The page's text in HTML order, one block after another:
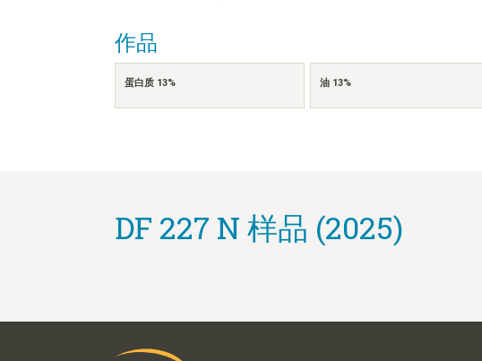
作品
蛋白质 13% 油 13%
DF 227 N 样品 (2025)